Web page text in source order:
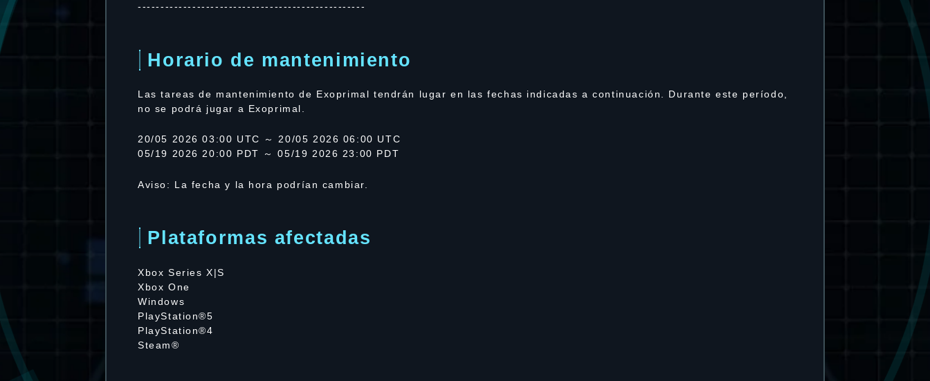
--------------------------------------------------
Horario de mantenimiento
Las tareas de mantenimiento de Exoprimal tendrán lugar en las fechas indicadas a continuación. Durante este período,
no se podrá jugar a Exoprimal.
20/05 2026 03:00 UTC ～ 20/05 2026 06:00 UTC
05/19 2026 20:00 PDT ～ 05/19 2026 23:00 PDT
Aviso: La fecha y la hora podrían cambiar.
Plataformas afectadas
Xbox Series X|S
Xbox One
Windows
PlayStation®5
PlayStation®4
Steam®